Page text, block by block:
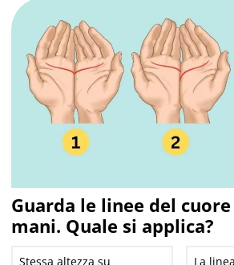
Guarda le linee del
mani. Quale si applica?
Stessa altezza su
La